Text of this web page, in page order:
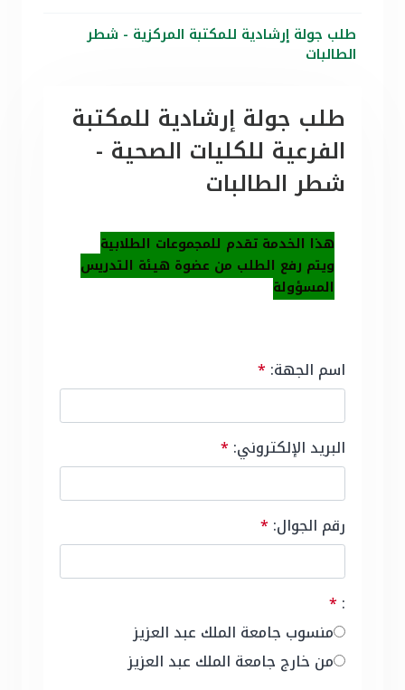
طلب جولة إرشادية للمكتبة المركزية - شطر
الطالبات
طلب جولة إرشادية للمكتبة
الفرعية للكليات الصحية -
شطر الطالبات
هذا الخدمة تقدم للمجموعات الطلابية
ويتم رفع الطلب من عضوة هيئة التدريس
المسؤولة
اسم الجهة: *
البريد الإلكتروني: *
رقم الجوال: *
:
*
منسوب جامعة الملك عبد العزيز
من خارج جامعة الملك عبد العزيز